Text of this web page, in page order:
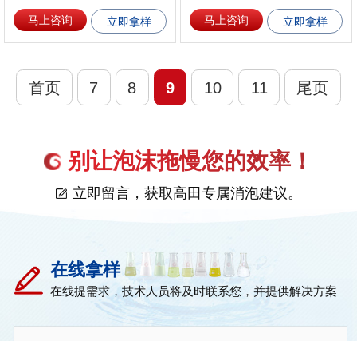
马上咨询 立即拿样 马上咨询 立即拿样
首页 7 8 9 10 11 尾页
别让泡沫拖慢您的效率！
立即留言，获取高田专属消泡建议。
在线拿样
在线提需求，技术人员将及时联系您，并提供解决方案